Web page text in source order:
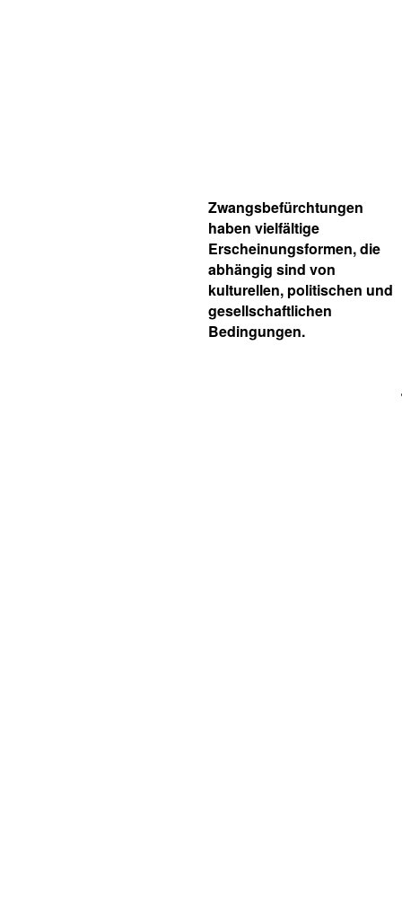
Zwangsbefürchtungen
haben vielfältige
Erscheinungsformen, die
abhängig sind von
kulturellen, politischen und
gesellschaftlichen
Bedingungen.